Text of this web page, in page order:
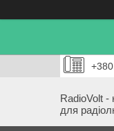
RadioVolt -
для